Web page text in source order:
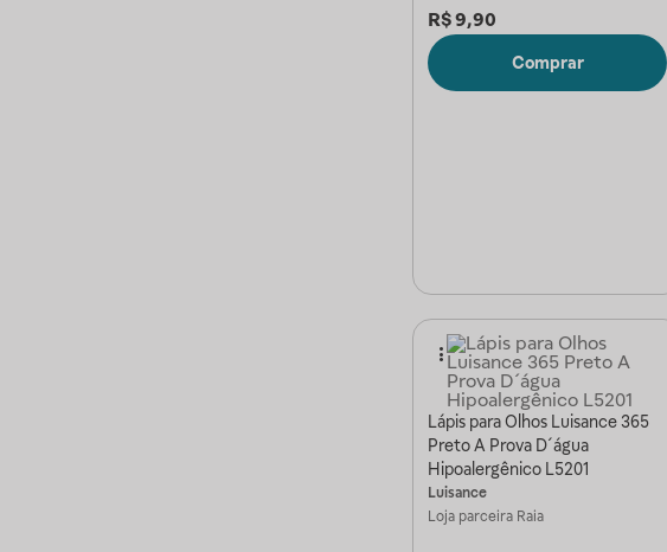
R$9,90
Comprar
Lápis para Olhos Luisance 365
Preto A Prova D´água
Hipoalergênico L5201
Luisance
Loja parceira Raia